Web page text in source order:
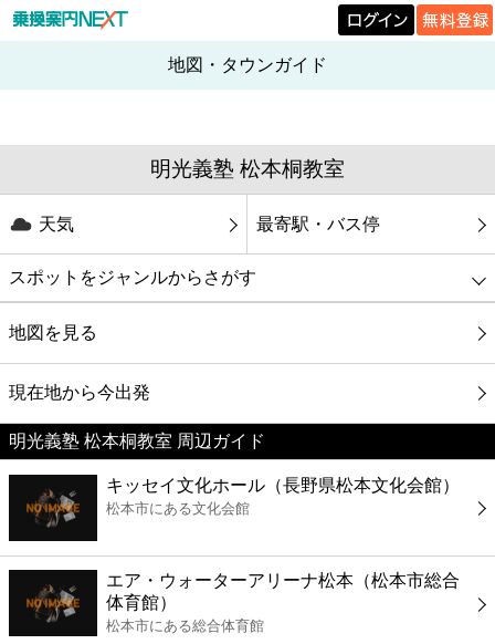
地図・タウンガイド
明光義塾 松本桐教室
天気 最寄駅・バス停
スポットをジャンルからさがす
グルメ
映画
美容
コンビニ
薬局
スーパー
地図を見る
現在地から今出発
明光義塾 松本桐教室 周辺ガイド
キッセイ文化ホール（長野県松本文化会館）
松本市にある文化会館
エア・ウォーターアリーナ松本（松本市総合
体育館）
松本市にある総合体育館